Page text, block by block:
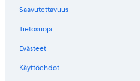
Saavutettavuus
Tietosuoja
Evästeet
Käyttöehdot